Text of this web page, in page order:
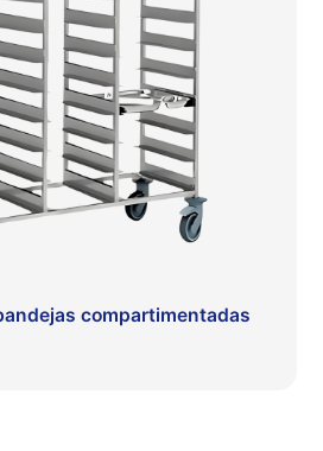
compartimentadas